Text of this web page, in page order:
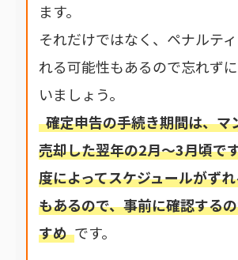
ます。
それだけではなく、ペナルテ
れる可能性もあるので忘れず
いましょう。
確定申告の手続き期間は、マ
売却した翌年の2月～3月頃で
度によってスケジュールがず
もあるので、事前に確認する
すめ です。